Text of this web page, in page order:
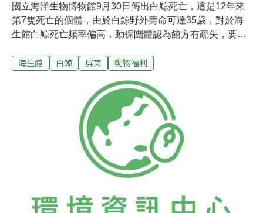
國立海洋生物博物館9月30日傳出白鯨死亡，這是12年來
第7隻死亡的個體，由於白鯨野外壽命可達35歲，對於海
生館白鯨死亡頻率偏高，動保團體認為館方有疏失，要求
成檢驗報告名為「Blue」的白鯨，年齡13歲，是海生館第
2006年2月17日入館。昨（1日）經獸醫團隊解剖，發現牠
胃、肺有膿，初步研判為亞急性（介於急性與慢性之間）
敗血症。海生館承攬業者海景公司指出，9月24日Blue一
直繞圈圈不靠水池邊，呼吸氣孔有力、精神尚可，雖然會
玩玩具，但不吃魚；9月26日發現Blue完全不進食且體溫
上升，獸醫緊急以抗生素療法合併抽血檢驗，發現白血球
指數升高；9月29日持續進行抗生素治療，但出現異常緊
不見改善，抽血檢查發現感染加劇，並於當晚21時5分死
海生館 白鯨 屏東 動物福利